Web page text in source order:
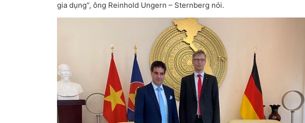
gia dụng”, ông Reinhold Ungern – Sternberg nói.